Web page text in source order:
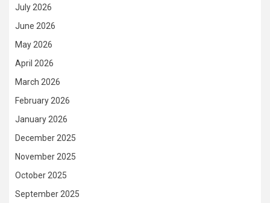
July 2026
June 2026
May 2026
April 2026
March 2026
February 2026
January 2026
December 2025
November 2025
October 2025
September 2025